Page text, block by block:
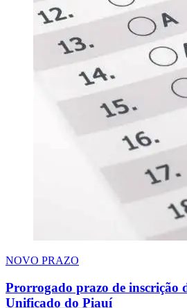
NOVO PRAZO
Prorrogado prazo de inscrição
Unificado do Piauí